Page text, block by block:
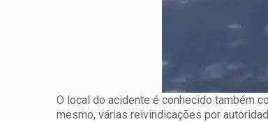
O local do acidente é conhecido também
mesmo, várias reivindicações por